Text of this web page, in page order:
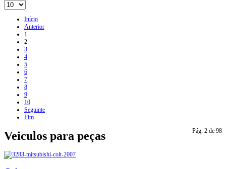
Início
Anterior
1
2
3
4
5
6
7
8
9
10
Seguinte
Fim
Pág. 2 de 98
Veiculos para peças